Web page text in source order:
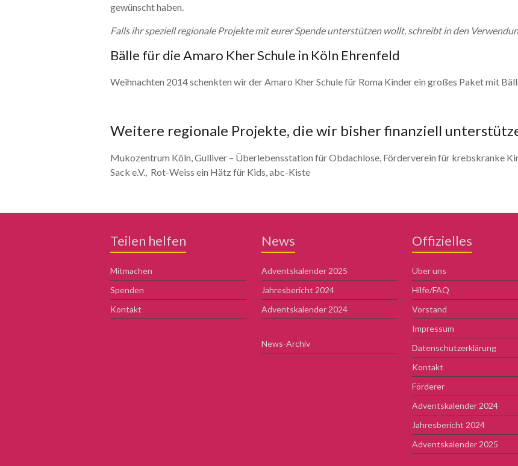
gewünscht haben.
Falls ihr speziell regionale Projekte mit eurer Spende unterstützen wollt, schreibt in den
Bälle für die Amaro Kher Schule in Köln Ehrenfeld
Weihnachten 2014 schenkten wir der Amaro Kher Schule für Roma Kinder ein großes Paket mit
Weitere regionale Projekte, die wir bisher finanziell
Mukozentrum Köln, Gulliver – Überlebensstation für Obdachlose, Förderverein für krebskranke
Sack e.V., Rot-Weiss ein Hätz für Kids, abc-Kiste
Teilen helfen
Mitmachen
Spenden
Kontakt
News
Adventskalender 2025
Jahresbericht 2024
Adventskalender 2024
News-Archiv
Offizielles
Über uns
Hilfe/FAQ
Vorstand
Impressum
Datenschutzerklärung
Kontakt
Förderer
Adventskalender 2024
Jahresbericht 2024
Adventskalender 2025